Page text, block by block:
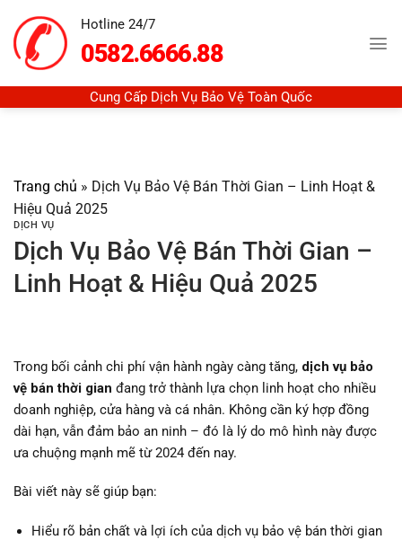
đến
nội
Hotline 24/7
0582.6666.88
Cung Cấp Dịch Vụ Bảo Vệ Toàn Quốc
Trang chủ » Dịch Vụ Bảo Vệ Bán Thời Gian – Linh Hoạt &
Hiệu Quả 2025
DỊCH VỤ
Dịch Vụ Bảo Vệ Bán Thời Gian –
Linh Hoạt & Hiệu Quả 2025
Trong bối cảnh chi phí vận hành ngày càng tăng, dịch vụ bảo
vệ bán thời gian đang trở thành lựa chọn linh hoạt cho nhiều
doanh nghiệp, cửa hàng và cá nhân. Không cần ký hợp đồng
dài hạn, vẫn đảm bảo an ninh – đó là lý do mô hình này được
ưa chuộng mạnh mẽ từ 2024 đến nay.
Bài viết này sẽ giúp bạn:
Hiểu rõ bản chất và lợi ích của dịch vụ bảo vệ bán thời gian